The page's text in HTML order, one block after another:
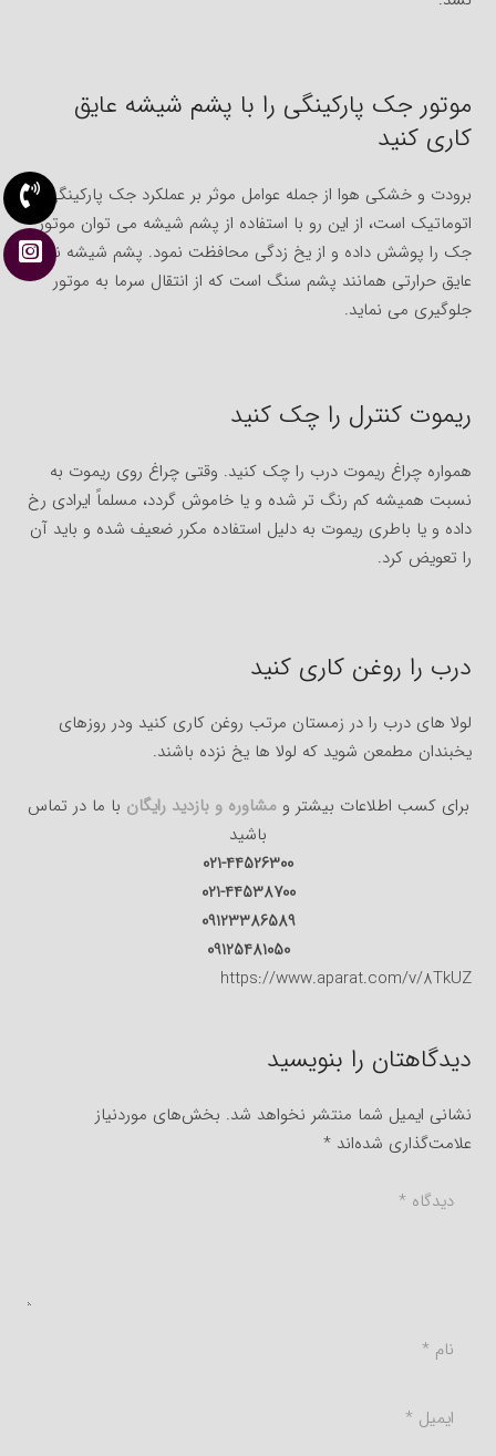
موتور جک پارکینگی را با پشم شیشه عایق
کاری کنید
برودت و خشکی هوا از جمله عوامل موثر بر عملکرد جک پارکینگی
اتوماتیک است، از این رو با استفاده از پشم شیشه می توان موتور
جک را پوشش داده و از یخ زدگی محافظت نمود. پشم شیشه نوعی
عایق حرارتی همانند پشم سنگ است که از انتقال سرما به موتور
جلوگیری می نماید.
ریموت کنترل را چک کنید
همواره چراغ ریموت درب را چک کنید. وقتی چراغ روی ریموت به
نسبت همیشه کم رنگ تر شده و یا خاموش گردد، مسلماً ایرادی رخ
داده و یا باطری ریموت به دلیل استفاده مکرر ضعیف شده و باید آن
را تعویض کرد.
درب را روغن کاری کنید
لولا های درب را در زمستان مرتب روغن کاری کنید ودر روزهای
یخبندان مطمعن شوید که لولا ها یخ نزده باشند.
برای کسب اطلاعات بیشتر و مشاوره و بازدید رایگان با ما در تماس
باشید
021-44526300
021-44538700
09123386589
09125481050
https://www.aparat.com/v/8TkUZ
دیدگاهتان را بنویسید
نشانی ایمیل شما منتشر نخواهد شد. بخش‌های موردنیاز
علامت‌گذاری شده‌اند*